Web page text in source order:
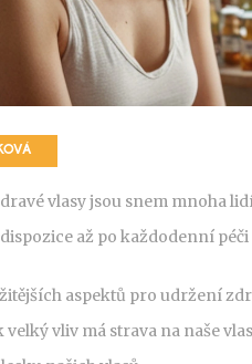
vlasy jsou snem mnoha
až po každodenní
aspektů pro udržení
velký vliv má strava na naše